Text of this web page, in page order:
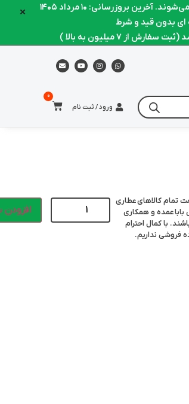
×
بروزرسانی: ۱۰ مرداد ۱۴۰۵
بدون قید و شرط
از 7 میلیون به بالا )
ورود / ثبت نام
تمام کالاهایعطاری
باباعمده و همکاری
با کمال احترام
فروشی نداریم.
افزودن